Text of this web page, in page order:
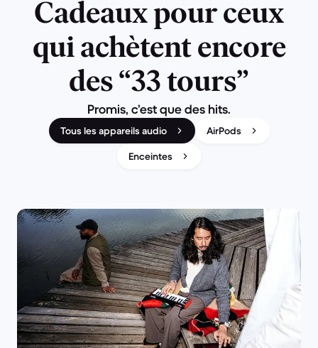
Cadeaux pour ceux
qui achètent encore
des “33 tours”
Promis, c’est que des hits.
Tous les appareils audio
AirPods
Enceintes